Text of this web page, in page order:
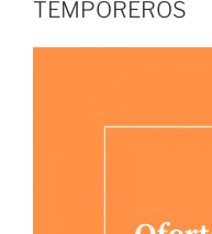
TEMPOREROS